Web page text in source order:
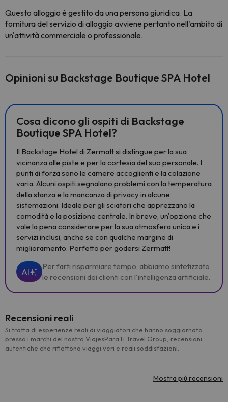
Questo alloggio è gestito da una persona giuridica. La
fornitura del servizio di alloggio avviene pertanto nell'ambito di
un'attività commerciale o professionale.
Opinioni su Backstage Boutique SPA Hotel
Cosa dicono gli ospiti di Backstage
Boutique SPA Hotel?
Il Backstage Hotel di Zermatt si distingue per la sua
vicinanza alle piste e per la cortesia del suo personale. I
punti di forza sono le camere accoglienti e la colazione
varia. Alcuni ospiti segnalano problemi con la temperatura
della stanza e la mancanza di privacy in alcune
sistemazioni. Ideale per gli sciatori che apprezzano la
comodità e la posizione centrale. In breve, un'opzione che
vale la pena considerare per la sua atmosfera unica e i
servizi inclusi, anche se con qualche margine di
miglioramento. Perfetto per godersi Zermatt!
AI
Per farti risparmiare tempo, abbiamo sintetizzato
le recensioni dei clienti con l'intelligenza artificiale.
Recensioni reali
Si tratta di esperienze reali di viaggiatori che hanno soggiornato
presso i marchi del nostro ViajesParaTi Travel Group, recensioni
autentiche che riflettono viaggi veri e reali soddisfazioni.
Mostra più recensioni